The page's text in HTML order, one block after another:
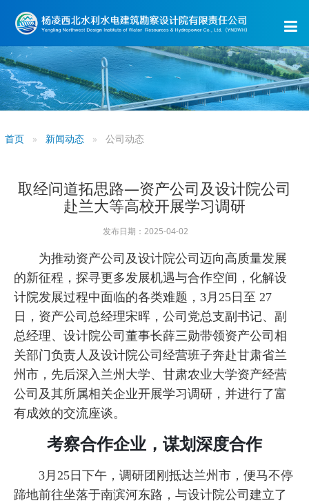
首页 新闻动态 公司动态
取经问道拓思路—资产公司及设计院公司
赴兰大等高校开展学习调研
发布日期：2025-04-02
为推动资产公司及设计院公司迈向高质量发展
的新征程，探寻更多发展机遇与合作空间，化解设
计院发展过程中面临的各类难题，3月25日至 27
日，资产公司总经理宋晖，公司党总支副书记、副
总经理、设计院公司董事长薛三勋带领资产公司相
关部门负责人及设计院公司经营班子奔赴甘肃省兰
州市，先后深入兰州大学、甘肃农业大学资产经营
公司及其所属相关企业开展学习调研，并进行了富
有成效的交流座谈。
考察合作企业，谋划深度合作
3月25日下午，调研团刚抵达兰州市，便马不停
蹄地前往坐落于南滨河东路，与设计院公司建立了